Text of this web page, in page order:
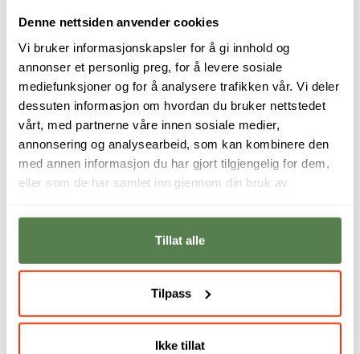
Denne nettsiden anvender cookies
Vi bruker informasjonskapsler for å gi innhold og
annonser et personlig preg, for å levere sosiale
mediefunksjoner og for å analysere trafikken vår. Vi deler
dessuten informasjon om hvordan du bruker nettstedet
vårt, med partnerne våre innen sosiale medier,
annonsering og analysearbeid, som kan kombinere den
med annen informasjon du har gjort tilgjengelig for dem,
eller som de har samlet inn gjennom din bruk av
Tillat alle
Tilpass
Ikke tillat
Hun hadde skapt og drevet klesmerket Kepaza i en
årrekke, designet nettsider og jobbet tett på
markedsføring i flere bransjer.
Les mer …